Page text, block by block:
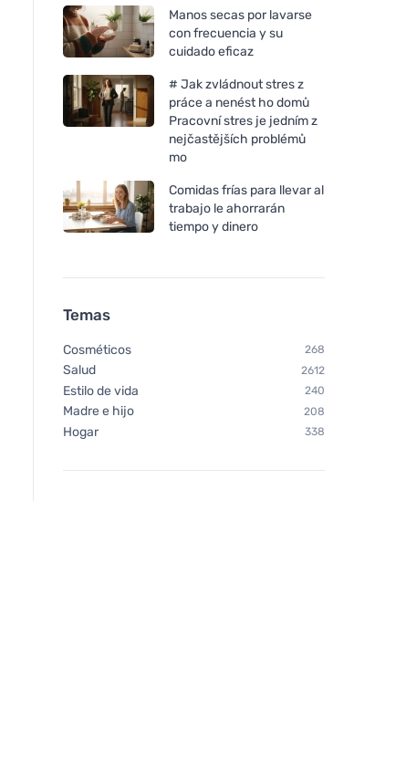
Manos secas por lavarse
con frecuencia y su
cuidado eficaz
# Jak zvládnout stres z
práce a nenést ho domů
Pracovní stres je jedním z
nejčastějších problémů
mo
Comidas frías para llevar al
trabajo le ahorrarán
tiempo y dinero
Temas
Cosméticos 268
Salud 2612
Estilo de vida 240
Madre e hijo 208
Hogar 338